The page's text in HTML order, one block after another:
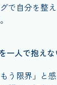
グで自分を整
一人で抱え
もう限界」と